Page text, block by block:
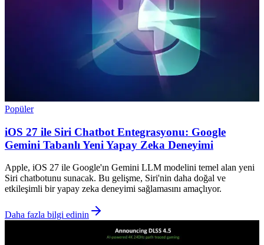
Popüler
iOS 27 ile Siri Chatbot Entegrasyonu: Google
Gemini Tabanlı Yeni Yapay Zeka Deneyimi
Apple, iOS 27 ile Google'ın Gemini LLM modelini temel alan yeni
Siri chatbotunu sunacak. Bu gelişme, Siri'nin daha doğal ve
etkileşimli bir yapay zeka deneyimi sağlamasını amaçlıyor.
Daha fazla bilgi edinin